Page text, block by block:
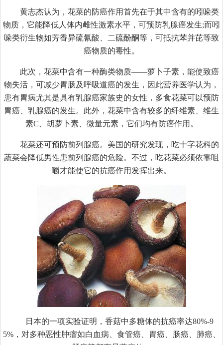
黄志杰认为，花菜的防癌作用首先在于其中含有的吲哚类
物质，它能降低人体内雌性激素水平，可预防乳腺癌发生;而吲
哚类衍生物如芳香异硫氰酸、二硫酚酮等，可抵抗苯并芘等致
癌物质的毒性。
此次，花菜中含有一种酶类物质——萝卜子素，能使致癌
物失活，可减少胃肠及呼吸道癌的发生，因此营养医学认为，
患有胃病尤其是具有乳腺癌家族史的女性，多食花菜可以预防
胃癌、乳腺癌的发生。此外，花菜中含有较多的纤维素、维生
素C、胡萝卜素、微量元素，它们均有防癌作用。
花菜还可预防前列腺癌。美国的研究发现，吃十字花科的
蔬菜会降低男性患前列腺癌的危险。不过，吃花菜必须依靠咀
嚼才能使它的抗癌作用发挥出来。
日本的一项实验证明，香菇中多糖体的抗癌率达80%-9
5%，对多种恶性肿瘤如白血病、食管癌、胃癌、肠癌、肺癌、